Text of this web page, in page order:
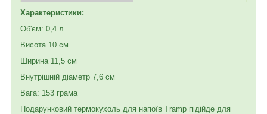
Характеристики:
Об'єм: 0,4 л
Висота 10 см
Ширина 11,5 см
Внутрішній діаметр 7,6 см
Вага: 153 грама
Подарунковий термокухоль для напоїв Tramp підійде для